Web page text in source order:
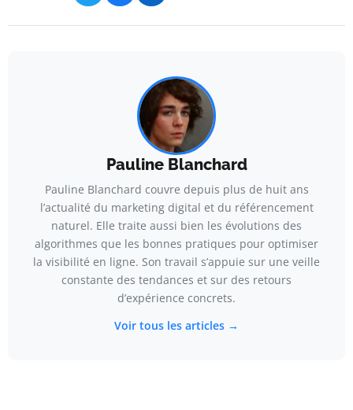
Pauline Blanchard
Pauline Blanchard couvre depuis plus de huit ans
l’actualité du marketing digital et du référencement
naturel. Elle traite aussi bien les évolutions des
algorithmes que les bonnes pratiques pour optimiser
la visibilité en ligne. Son travail s’appuie sur une veille
constante des tendances et sur des retours
d’expérience concrets.
Voir tous les articles →